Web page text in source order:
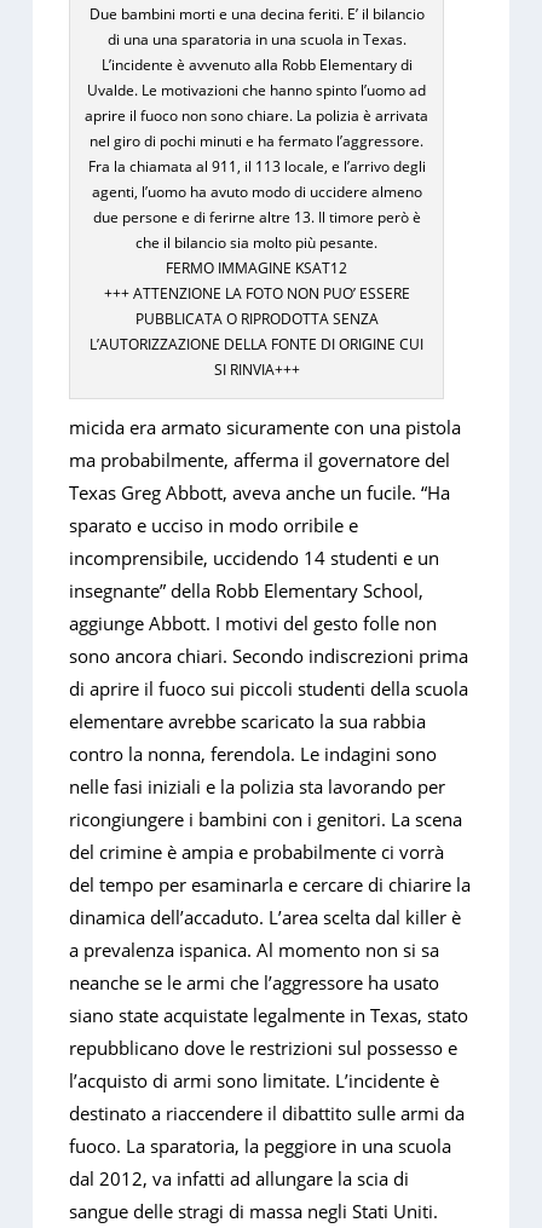
Due bambini morti e una decina feriti. E’ il bilancio
di una una sparatoria in una scuola in Texas.
L’incidente è avvenuto alla Robb Elementary di
Uvalde. Le motivazioni che hanno spinto l’uomo ad
aprire il fuoco non sono chiare. La polizia è arrivata
nel giro di pochi minuti e ha fermato l’aggressore.
Fra la chiamata al 911, il 113 locale, e l’arrivo degli
agenti, l’uomo ha avuto modo di uccidere almeno
due persone e di ferirne altre 13. Il timore però è
che il bilancio sia molto più pesante.
FERMO IMMAGINE KSAT12
+++ ATTENZIONE LA FOTO NON PUO’ ESSERE
PUBBLICATA O RIPRODOTTA SENZA
L’AUTORIZZAZIONE DELLA FONTE DI ORIGINE CUI
SI RINVIA+++
micida era armato sicuramente con una pistola
ma probabilmente, afferma il governatore del
Texas Greg Abbott, aveva anche un fucile. “Ha
sparato e ucciso in modo orribile e
incomprensibile, uccidendo 14 studenti e un
insegnante” della Robb Elementary School,
aggiunge Abbott. I motivi del gesto folle non
sono ancora chiari. Secondo indiscrezioni prima
di aprire il fuoco sui piccoli studenti della scuola
elementare avrebbe scaricato la sua rabbia
contro la nonna, ferendola. Le indagini sono
nelle fasi iniziali e la polizia sta lavorando per
ricongiungere i bambini con i genitori. La scena
del crimine è ampia e probabilmente ci vorrà
del tempo per esaminarla e cercare di chiarire la
dinamica dell’accaduto. L’area scelta dal killer è
a prevalenza ispanica. Al momento non si sa
neanche se le armi che l’aggressore ha usato
siano state acquistate legalmente in Texas, stato
repubblicano dove le restrizioni sul possesso e
l’acquisto di armi sono limitate. L’incidente è
destinato a riaccendere il dibattito sulle armi da
fuoco. La sparatoria, la peggiore in una scuola
dal 2012, va infatti ad allungare la scia di
sangue delle stragi di massa negli Stati Uniti.